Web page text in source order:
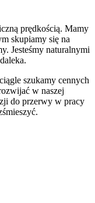
prędkością. Mamy
skupiamy się na
Jesteśmy naturalnymi
szukamy cennych
w naszej
do przerwy w pracy